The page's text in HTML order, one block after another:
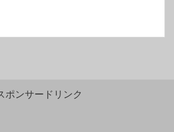
ポンサードリンク